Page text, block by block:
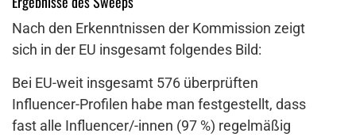
Nach den Erkenntnissen der Kommission zeigt
sich in der EU insgesamt folgendes Bild:
Bei EU-weit insgesamt 576 überprüften
Influencer-Profilen habe man festgestellt, dass
fast alle Influencer/-innen (97 %) regelmäßig